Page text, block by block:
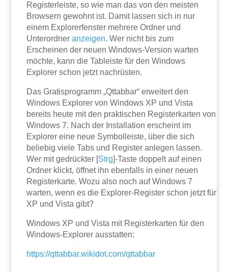
Registerleiste, so wie man das von den meisten
Browsern gewohnt ist. Damit lassen sich in nur
einem Explorerfenster mehrere Ordner und
Unterordneranzeigen. Wer nicht bis zum
Erscheinen der neuen Windows-Version warten
möchte, kann die Tableiste für den Windows
Explorer schon jetzt nachrüsten.
Das Gratisprogramm „Qttabbar“ erweitert den
Windows Explorer von Windows XP und Vista
bereits heute mit den praktischen Registerkarten von
Windows 7. Nach der Installation erscheint im
Explorer eine neue Symbolleiste, über die sich
beliebig viele Tabs und Register anlegen lassen.
Wer mit gedrückter [ Strg ]-Taste doppelt auf einen
Ordner klickt, öffnet ihn ebenfalls in einer neuen
Registerkarte. Wozu also noch auf Windows 7
warten, wenn es die Explorer-Register schon jetzt für
XP und Vista gibt?
Windows XP und Vista mit Registerkarten für den
Windows-Explorer ausstatten:
https://qttabbar.wikidot.com/qttabbar